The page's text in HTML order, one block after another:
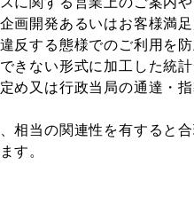
画開発あるいはお客様満
反する態様でのご利用を
きない形式に加工した統
め又は行政当局の通達・
、相当の関連性を有すると
す。